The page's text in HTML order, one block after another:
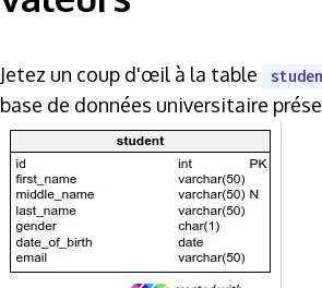
Jetez un coup d'œil à la table
base de données universitaire